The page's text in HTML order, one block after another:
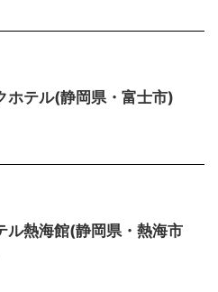
ホテル(静岡県・富士市)
ル熱海館(静岡県・熱海市